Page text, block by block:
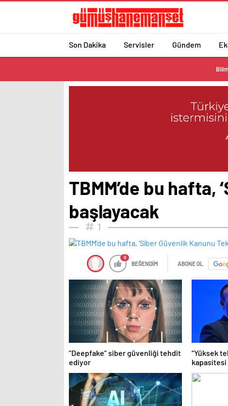
Son Dakika Servisler Gündem
TBMM’de bu hafta,
başlayacak
1
0
BEĞENDİM ABONE OL
“Deepfake” siber güvenliği tehdit
ediyor
“Yüksek
kapasitesi